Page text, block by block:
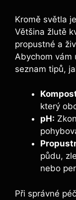
Kromě světla
Většina žlutě
propustné a
Abychom vám
seznam tipů,
který
pH:
půdu,
nebo
Při správné